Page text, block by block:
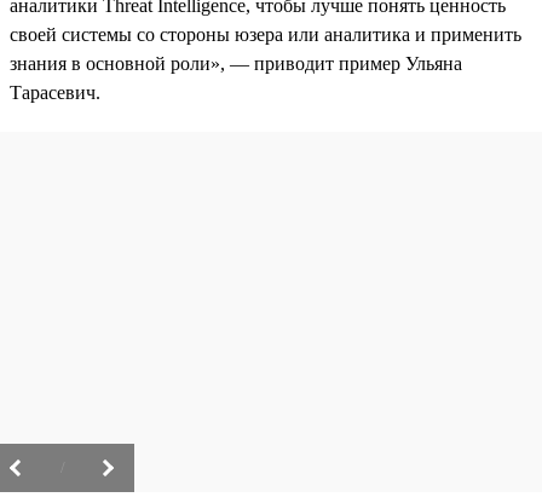
аналитики Threat Intelligence, чтобы лучше понять ценность
своей системы со стороны юзера или аналитика и применить
знания в основной роли», — приводит пример Ульяна
Тарасевич.